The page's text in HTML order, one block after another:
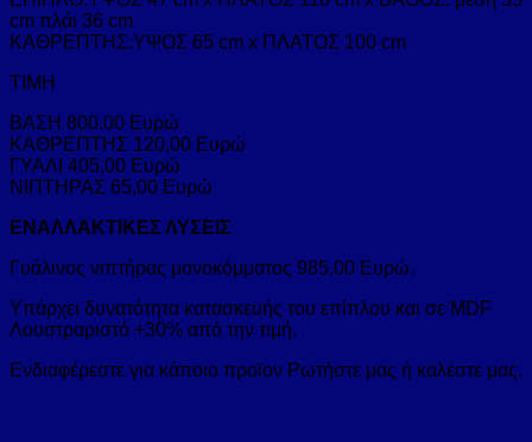
cm πλάι 36 cm
ΚΑΘΡΕΠΤΗΣ:ΥΨΟΣ 65 cm x ΠΛΑΤΟΣ 100 cm
ΤΙΜΗ
ΒΑΣΗ 800.00 Ευρώ
ΚΑΘΡΕΠΤΗΣ 120,00 Ευρώ
ΓΥΑΛΙ 405,00 Ευρώ
ΝΙΠΤΗΡΑΣ 65,00 Ευρώ
ΕΝΑΛΛΑΚΤΙΚΕΣ ΛΥΣΕΙΣ
Γυάλινος νιπτήρας μονοκόμματος 985,00 Ευρώ.
Υπάρχει δυνατότητα κατασκευής του επίπλου και σε MDF
Λουστραριστό +30% από την τιμή.
Ενδιαφέρεστε για κάποιο προϊον Ρωτήστε μας ή καλέστε μας.